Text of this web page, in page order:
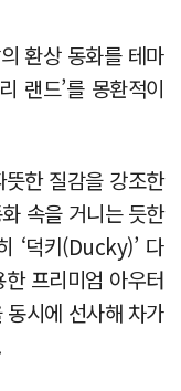
환상 동화를 테마
랜드’를 몽환적이
한 질감을 강조한
속을 거니는 듯한
‘덕키(Ducky)’ 다
프리미엄 아우터
시에 선사해 차가